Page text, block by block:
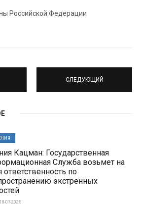
Российской Федерации
СЛЕДУЮЩИЙ
Кацман: Государственная
Служба возьмет на
ответственность по
экстренных
07-2025